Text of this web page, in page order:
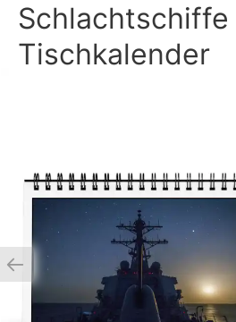
Schlachtschiffe
Tischkalender